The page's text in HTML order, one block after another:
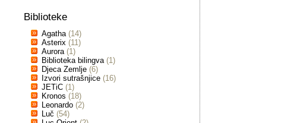
Biblioteke
Agatha (14)
Asterix (11)
Aurora (1)
Biblioteka bilingva (1)
Djeca Zemlje (6)
Izvori sutrašnjice (16)
JETiC (1)
Kronos (18)
Leonardo (2)
Luč (54)